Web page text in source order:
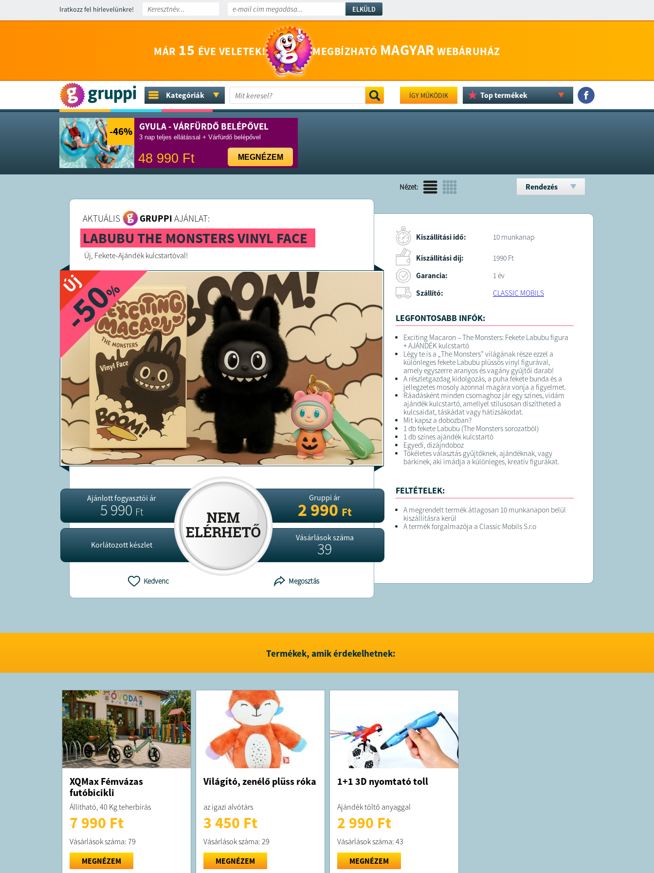
Iratkozz fel hírlevelünkre! ELKÜLD
MÁR 15 ÉVE VELETEK! MEGBÍZHATÓ MAGYAR WEBÁRUHÁZ
Kategóriák ÍGY MŰKÖDIK Top termékek
-46% GYULA - VÁRFÜRDŐ BELÉPŐVEL
3 nap teljes ellátással + Várfürdő belépővel
48 990 Ft MEGNÉZEM
Nézet: Rendezés
AKTUÁLIS GRUPPI AJÁNLAT:
LABUBU THE MONSTERS VINYL FACE
Új, Fekete-Ajándék kulcstartóval!
Új
-50
%
Ajánlott fogyasztói ár
5 990Ft
Korlátozott készlet
Gruppi ár
2 990Ft
Vásárlások száma
39
Kedvenc Megosztás
Kiszállítási idő: 10 munkanap
Kiszállítási díj:
1990 Ft
Garancia:
1 év
Szállító:
CLASSIC MOBILS
LEGFONTOSABB INFÓK:
Exciting Macaron – The Monsters: Fekete Labubu figura
+ AJÁNDÉK kulcstartó
Légy te is a „The Monsters” világának része ezzel a
különleges fekete Labubu plüssös vinyl figurával,
amely egyszerre aranyos és vagány gyűjtői darab!
A részletgazdag kidolgozás, a puha fekete bunda és a
jellegzetes mosoly azonnal magára vonja a figyelmet.
Ráadásként minden csomaghoz jár egy színes, vidám
ajándék kulcstartó, amellyel stílusosan díszítheted a
kulcsaidat, táskádat vagy hátizsákodat.
Mit kapsz a dobozban?
1 db fekete Labubu (The Monsters sorozatból)
1 db színes ajándék kulcstartó
Egyedi, dizájndoboz
Tökéletes választás gyűjtőknek, ajándéknak, vagy
bárkinek, aki imádja a különleges, kreatív figurákat.
FELTÉTELEK:
A megrendelt termék átlagosan 10 munkanapon belül
kiszállításra kerül
A termék forgalmazója a Classic Mobils S.r.o
Termékek, amik érdekelhetnek:
XQMax Fémvázas
futóbicikli
Állítható, 40 Kg teherbírás
7 990 Ft
Vásárlások száma: 79
MEGNÉZEM
Világító, zenélő plüss róka
az igazi alvótárs
3 450 Ft
Vásárlások száma: 29
MEGNÉZEM
1+1 3D nyomtató toll
Ajándék töltő anyaggal
2 990 Ft
Vásárlások száma: 43
MEGNÉZEM